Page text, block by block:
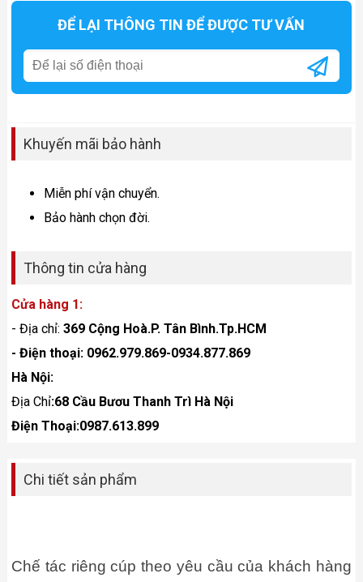
ĐỂ LẠI THÔNG TIN ĐỂ ĐƯỢC TƯ VẤN
Khuyến mãi bảo hành
Miễn phí vận chuyển.
Bảo hành chọn đời.
Thông tin cửa hàng
Cửa hàng 1:
- Địa chỉ: 369 Cộng Hoà.P. Tân Bình.Tp.HCM
- Điện thoại: 0962.979.869-0934.877.869
Hà Nội:
Địa Chỉ:68 Cầu Bươu Thanh Trì Hà Nội
Điện Thoại:0987.613.899
Chi tiết sản phẩm
Chế tác riêng cúp theo yêu cầu của khách hàng